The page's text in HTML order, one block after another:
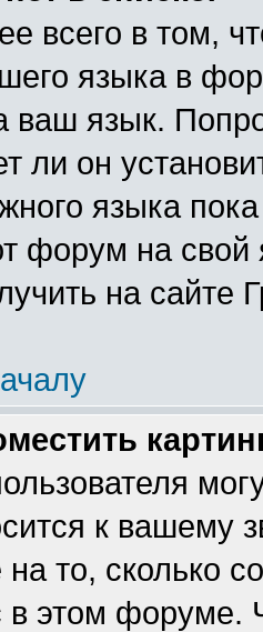
всего в том,
языка в
ваш язык.
ли он
языка
форум на
на сайте
к вашему
то, сколько
в этом форуме.